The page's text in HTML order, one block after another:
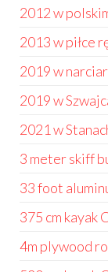
2012 w
2013 w piłce
2019 w
2019 w
2021 w
3 meter skiff
33 foot
375 cm kayak
4m plywood